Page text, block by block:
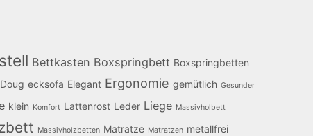
Bettkasten Boxspringbett Boxspringbetten
Doug ecksofa Elegant Ergonomie gemütlich Gesunder
klein Komfort Lattenrost Leder Liege Massivholbett
Massivholzbetten Matratze Matratzen metallfrei